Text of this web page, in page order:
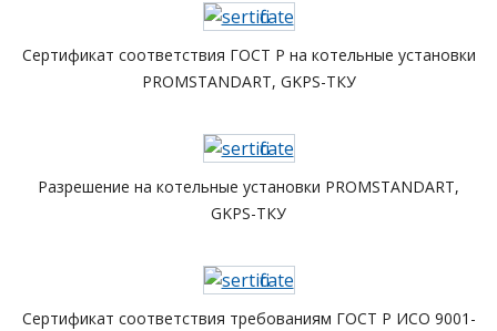
Сертификат соответствия ГОСТ Р на котельные установки
PROMSTANDART, GKPS-ТКУ
Разрешение на котельные установки PROMSTANDART,
GKPS-ТКУ
Сертификат соответствия требованиям ГОСТ Р ИСО 9001-